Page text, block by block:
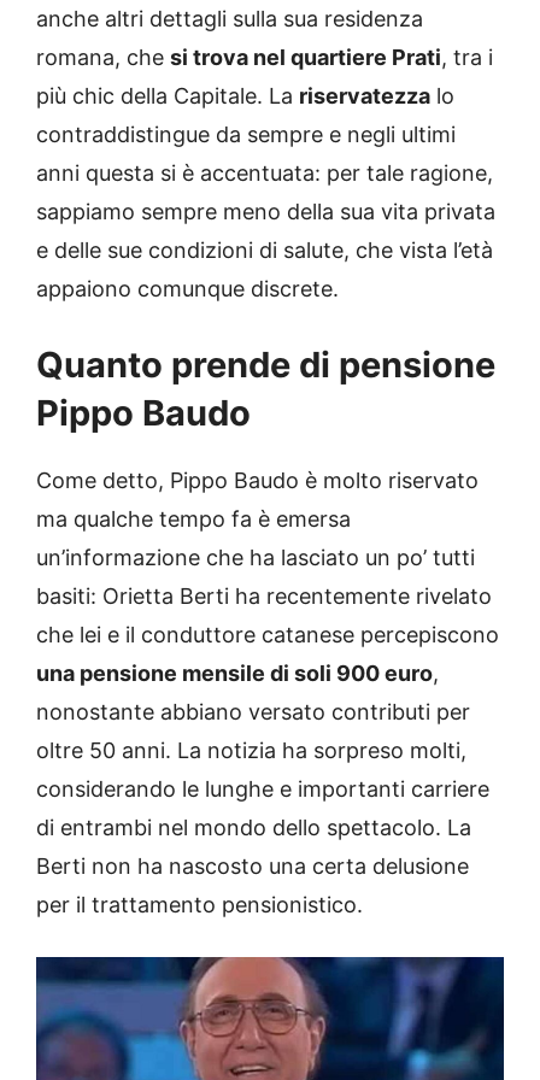
anche altri dettagli sulla sua residenza
romana, che si trova nel quartiere Prati, tra i
più chic della Capitale. La riservatezza lo
contraddistingue da sempre e negli ultimi
anni questa si è accentuata: per tale ragione,
sappiamo sempre meno della sua vita privata
e delle sue condizioni di salute, che vista l’età
appaiono comunque discrete.
Quanto prende di pensione
Pippo Baudo
Come detto, Pippo Baudo è molto riservato
ma qualche tempo fa è emersa
un’informazione che ha lasciato un po’ tutti
basiti: Orietta Berti ha recentemente rivelato
che lei e il conduttore catanese percepiscono
una pensione mensile di soli 900 euro,
nonostante abbiano versato contributi per
oltre 50 anni. La notizia ha sorpreso molti,
considerando le lunghe e importanti carriere
di entrambi nel mondo dello spettacolo. La
Berti non ha nascosto una certa delusione
per il trattamento pensionistico.